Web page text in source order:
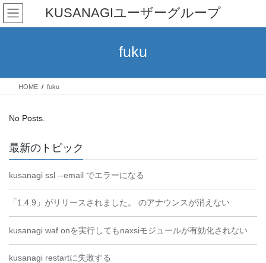
Skip
the
Skip
the
KUSANAGIユーザーグループ
fuku
HOME fuku
No Posts.
最新のトピック
kusanagi ssl --email でエラーになる
「1.4.9」がリリースされました。 のアナウンスが消えない
kusanagi waf onを実行してもnaxsiモジュールが有効化されない
kusanagi restartに失敗する